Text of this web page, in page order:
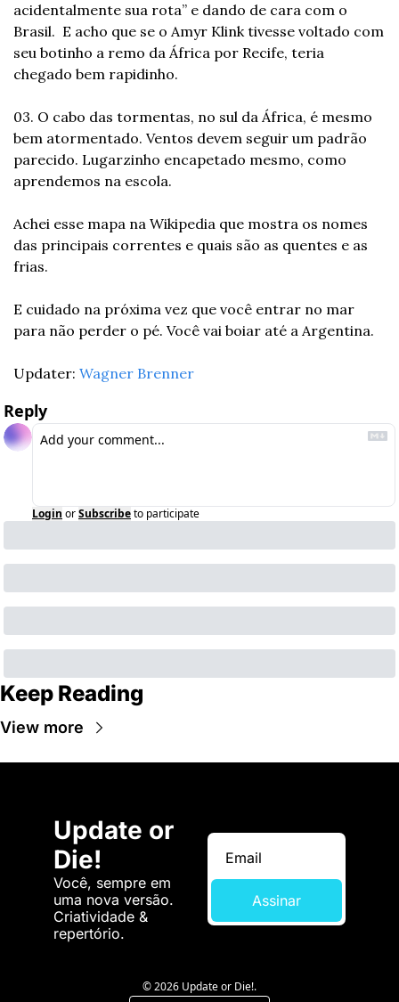
acidentalmente sua rota” e dando de cara com o
Brasil.  E acho que se o Amyr Klink tivesse voltado com
seu botinho a remo da África por Recife, teria
chegado bem rapidinho.
03. O cabo das tormentas, no sul da África, é mesmo
bem atormentado. Ventos devem seguir um padrão
parecido. Lugarzinho encapetado mesmo, como
aprendemos na escola.
Achei esse mapa na Wikipedia que mostra os nomes
das principais correntes e quais são as quentes e as
frias.
E cuidado na próxima vez que você entrar no mar
para não perder o pé. Você vai boiar até a Argentina.
Updater: Wagner Brenner
Reply
Login orSubscribeto participate
Keep Reading
View more
Update or
Die!
Você, sempre em
uma nova versão.
Criatividade &
repertório.
Assinar
© 2026 Update or Die!.